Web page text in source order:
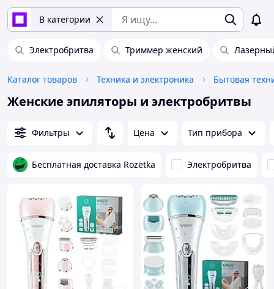
В категории
Электробритва Триммер женский
Каталог товаров Техника и электроника Бытовая
Женские эпиляторы и электробритвы
Фильтры Цена Тип прибора
Бесплатная доставка Rozetka Электробритва